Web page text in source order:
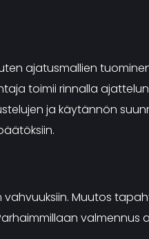
ajatusmallien
toimii rinnalla ajattelun
ja käytännön
vahvuuksiin. Muutos
valmennus